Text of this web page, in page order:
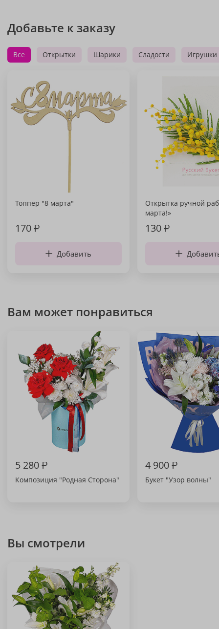
Добавьте к заказу
Все Открытки Шарики Сладости Игрушки
Топпер "8 марта"
170₽
Добавить
Открытка ручной
марта!»
130₽
Вам может понравиться
5 280₽
Композиция "Родная Сторона"
4 900₽
Букет "Узор волны"
Вы смотрели